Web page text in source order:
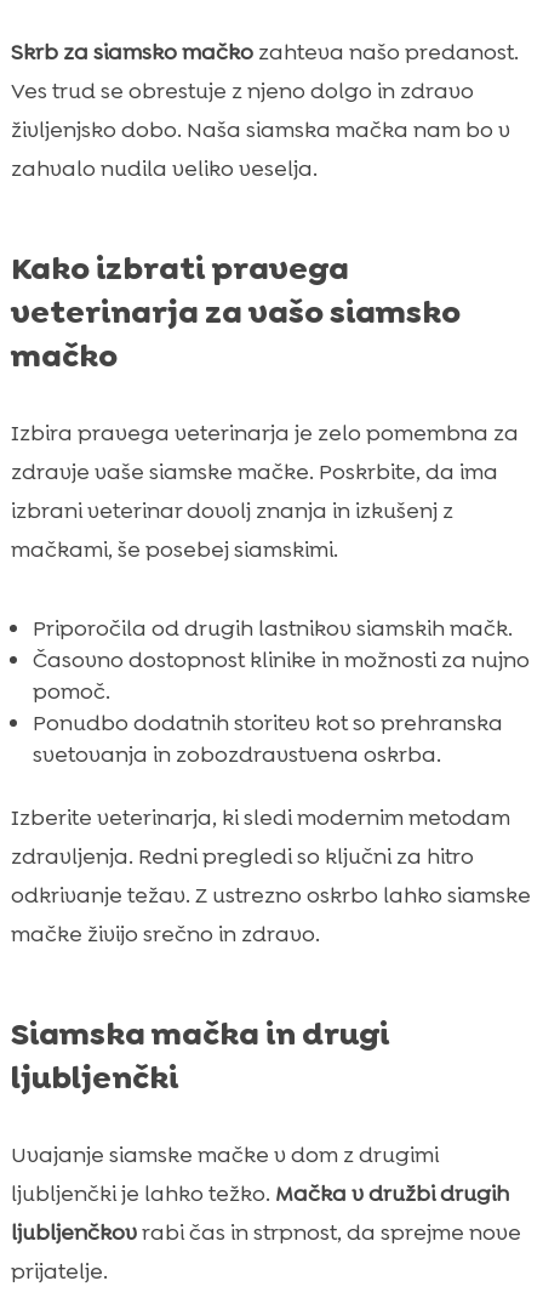
Skrb za siamsko mačkozahteva našo predanost.
Ves trud se obrestuje z njeno dolgo in zdravo
življenjsko dobo. Naša siamska mačka nam bo v
zahvalo nudila veliko veselja.
Kako izbrati pravega
veterinarja za vašo siamsko
mačko
Izbira pravega veterinarja je zelo pomembna za
zdravje vaše siamske mačke. Poskrbite, da ima
izbrani veterinar dovolj znanja in izkušenj z
mačkami, še posebej siamskimi.
Priporočila od drugih lastnikov siamskih mačk.
Časovno dostopnost klinike in možnosti za nujno
pomoč.
Ponudbo dodatnih storitev kot so prehranska
svetovanja in zobozdravstvena oskrba.
Izberite veterinarja, ki sledi modernim metodam
zdravljenja. Redni pregledi so ključni za hitro
odkrivanje težav. Z ustrezno oskrbo lahko siamske
mačke živijo srečno in zdravo.
Siamska mačka in drugi
ljubljenčki
Uvajanje siamske mačke v dom z drugimi
ljubljenčki je lahko težko. Mačka v družbi drugih
ljubljenčkovrabi čas in strpnost, da sprejme nove
prijatelje.